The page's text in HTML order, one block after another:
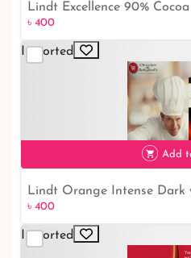
৳ 400
Lindt Excellence 90% Cocoa
৳ 400
Imported
৳ 400
Add
Lindt Orange Intense Dark
৳ 400
Imported